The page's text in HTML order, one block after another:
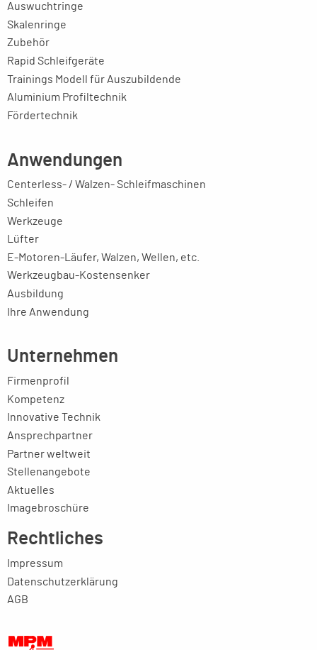
Auswuchtringe
Skalenringe
Zubehör
Rapid Schleifgeräte
Trainings Modell für Auszubildende
Aluminium Profiltechnik
Fördertechnik
Anwendungen
Centerless- / Walzen- Schleifmaschinen
Schleifen
Werkzeuge
Lüfter
E-Motoren-Läufer, Walzen, Wellen, etc.
Werkzeugbau-Kostensenker
Ausbildung
Ihre Anwendung
Unternehmen
Firmenprofil
Kompetenz
Innovative Technik
Ansprechpartner
Partner weltweit
Stellenangebote
Aktuelles
Imagebroschüre
Rechtliches
Impressum
Datenschutzerklärung
AGB